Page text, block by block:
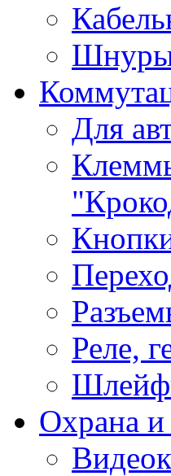
Шнуры
Для
Реле,
Охрана